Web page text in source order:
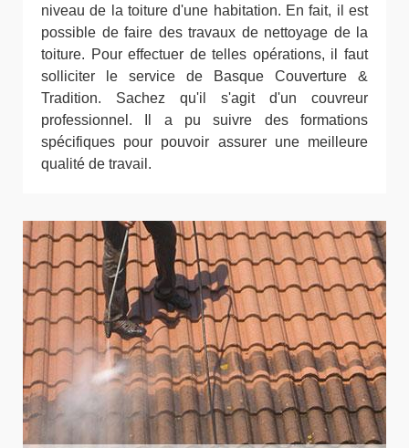
niveau de la toiture d'une habitation. En fait, il est
possible de faire des travaux de nettoyage de la
toiture. Pour effectuer de telles opérations, il faut
solliciter le service de Basque Couverture &
Tradition. Sachez qu'il s'agit d'un couvreur
professionnel. Il a pu suivre des formations
spécifiques pour pouvoir assurer une meilleure
qualité de travail.